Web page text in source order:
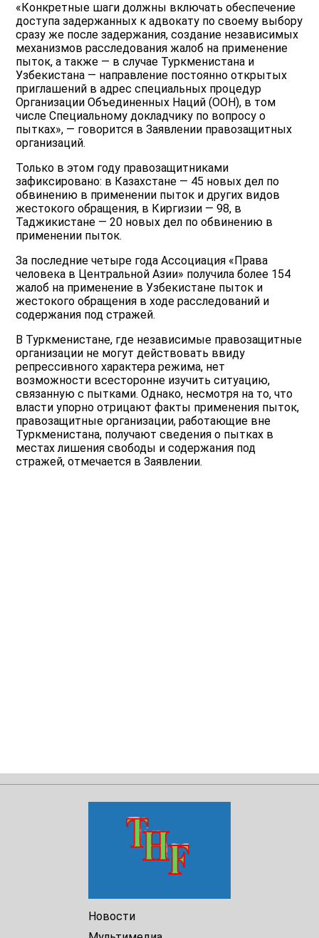
«Конкретные шаги должны включать обеспечение
доступа задержанных к адвокату по своему выбору
сразу же после задержания, создание независимых
механизмов расследования жалоб на применение
пыток, а также — в случае Туркменистана и
Узбекистана — направление постоянно открытых
приглашений в адрес специальных процедур
Организации Объединенных Наций (ООН), в том
числе Специальному докладчику по вопросу о
пытках», — говорится в Заявлении правозащитных
организаций.
Только в этом году правозащитниками
зафиксировано: в Казахстане — 45 новых дел по
обвинению в применении пыток и других видов
жестокого обращения, в Киргизии — 98, в
Таджикистане — 20 новых дел по обвинению в
применении пыток.
За последние четыре года Ассоциация «Права
человека в Центральной Азии» получила более 154
жалоб на применение в Узбекистане пыток и
жестокого обращения в ходе расследований и
содержания под стражей.
В Туркменистане, где независимые правозащитные
организации не могут действовать ввиду
репрессивного характера режима, нет
возможности всесторонне изучить ситуацию,
связанную с пытками. Однако, несмотря на то, что
власти упорно отрицают факты применения пыток,
правозащитные организации, работающие вне
Туркменистана, получают сведения о пытках в
местах лишения свободы и содержания под
стражей, отмечается в Заявлении.
Новости